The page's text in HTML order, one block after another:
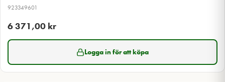
923349601
6 371,00 kr
Logga in för att köpa